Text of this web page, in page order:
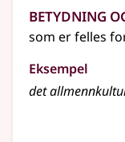
Betydning
som er felles
Eksempel
det